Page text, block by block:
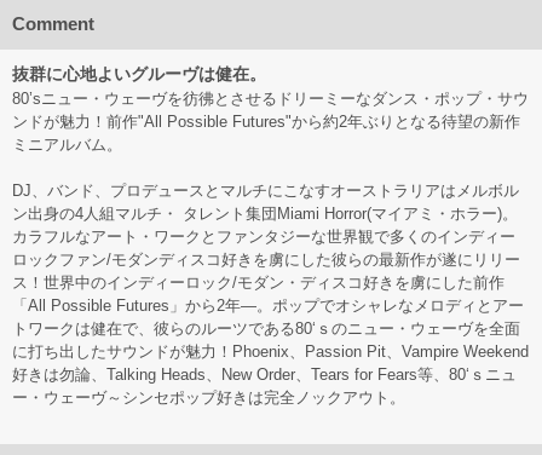
Comment
抜群に心地よいグルーヴは健在。
80’sニュー・ウェーヴを彷彿とさせるドリーミーなダンス・ポップ・サウ
ンドが魅力！前作"All Possible Futures"から約2年ぶりとなる待望の新作
ミニアルバム。
DJ、バンド、プロデュースとマルチにこなすオーストラリアはメルボル
ン出身の4人組マルチ・ タレント集団Miami Horror(マイアミ・ホラー)。
カラフルなアート・ワークとファンタジーな世界観で多くのインディー
ロックファン/モダンディスコ好きを虜にした彼らの最新作が遂にリリー
ス！世界中のインディーロック/モダン・ディスコ好きを虜にした前作
「All Possible Futures」から2年―。ポップでオシャレなメロディとアー
トワークは健在で、彼らのルーツである80‘ｓのニュー・ウェーヴを全面
に打ち出したサウンドが魅力！Phoenix、Passion Pit、Vampire Weekend
好きは勿論、Talking Heads、New Order、Tears for Fears等、80‘ｓニュ
ー・ウェーヴ～シンセポップ好きは完全ノックアウト。